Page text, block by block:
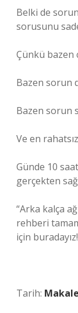
Belki de
sorusunu
Çünkü bazen
Bazen sorun
Bazen sorun
Ve en
Günde 10
gerçekten
“Arka kalça
rehberi
için buradayız!
Tarih: